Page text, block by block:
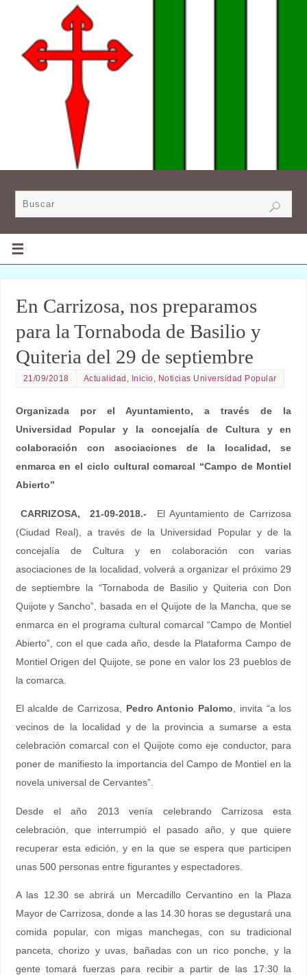
En Carrizosa, nos preparamos
para la Tornaboda de Basilio y
Quiteria del 29 de septiembre
21/09/2018 Actualidad , Inicio, Noticias Universidad Popular
Organizada por el Ayuntamiento, a través de la
Universidad Popular y la concejalía de Cultura y en
colaboración con asociaciones de la localidad, se
enmarca en el ciclo cultural comarcal “Campo de Montiel
Abierto”
CARRIZOSA, 21-09-2018.-
El Ayuntamiento de Carrizosa
(Ciudad Real), a través de la Universidad Popular y de la
concejalía de Cultura y en colaboración con varias
asociaciones de la localidad, volverá a organizar el próximo 29
de septiembre la “Tornaboda de Basilio y Quiteria con Don
Quijote y Sancho”, basada en el Quijote de la Mancha, que se
enmarca en el programa cultural comarcal “Campo de Montiel
Abierto”, con el que cada año, desde la Plataforma Campo de
Montiel Origen del Quijote, se pone en valor los 23 pueblos de
la comarca.
El alcalde de Carrizosa, Pedro Antonio Palomo , invita “a los
vecinos de la localidad y de la provincia a sumarse a esta
celebración comarcal con el Quijote como eje conductor, para
poner de manifiesto la importancia del Campo de Montiel en la
novela universal de Cervantes”.
Desde el año 2013 venía celebrando Carrizosa esta
celebración, que interrumpió el pasado año, y que quiere
recuperar esta edición, y en la que se espera que participen
unas 500 personas entre figurantes y espectadores.
A las 12.30 se abrirá un Mercadillo Cervantino en la Plaza
Mayor de Carrizosa, donde a las 14.30 horas se degustará una
comida popular, con migas manchegas, con su tradicional
panceta, chorizo y uvas, bañadas con un rico ponche, y la
gente tomará fuerzas para recibir a partir de las 17:30 la